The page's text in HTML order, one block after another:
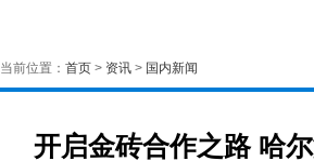
当前位置： 首页 > 资讯 > 国内新闻
开启金砖合作之路 哈